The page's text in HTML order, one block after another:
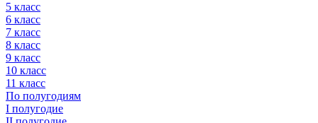
5 класс
6 класс
7 класс
8 класс
9 класс
10 класс
11 класс
По полугодиям
I полугодие